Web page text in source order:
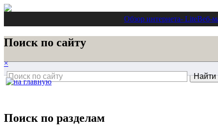
Обзор интернета- LiteВеб-
Поиск по сайту
×
Поиск по разделам